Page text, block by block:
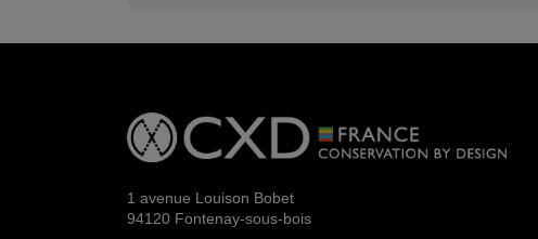
1 avenue Louison Bobet
94120 Fontenay-sous-bois